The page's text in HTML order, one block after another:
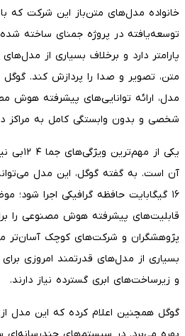
خانواده مدل‌های متن‌باز این شرکت که
پارامتر دارد و برخلاف بسیاری از
متن، تصویر و صدا را پردازش کند.
مدل، ارائه توانایی‌های پیشرفته هوش
شخصی و بدون وابستگی کامل به مراکز
یکی از
آن است. به گفته گوگل، این مدل
۱۶ گیگابایت حافظه گرافیکی اجرا
قابلیت‌های پیشرفته هوش مصنوعی را
پژوهشگران و شرکت‌های کوچک آسان‌تر
بسیاری از مدل‌های قدرتمند امروزی
و زیرساخت‌های ابری گسترده نیاز دارند.
گوگل همچنین اعلام کرده که این مدل